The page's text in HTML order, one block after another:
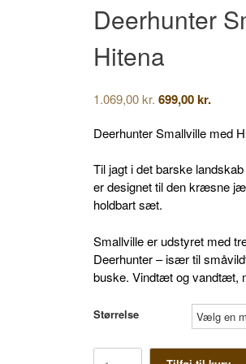
Deerhunter
Hitena
1.069,00kr. Den
pris
699,00kr.
pris
Deerhunter Smallville med
Til jagt i det barske
er designet til den kræsne
holdbart sæt.
Smallville er udstyret med
Deerhunter – især til
buske. Vindtæt og vandtæt,
Størrelse